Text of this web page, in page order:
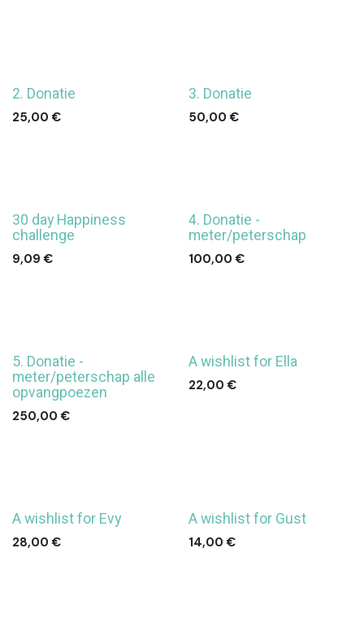
2. Donatie
25,00 €
3. Donatie
50,00 €
30 day Happiness
challenge
9,09 €
4. Donatie -
meter/peterschap
100,00 €
5. Donatie -
meter/peterschap alle
opvangpoezen
250,00 €
A wishlist for Ella
22,00 €
A wishlist for Evy
28,00 €
A wishlist for Gust
14,00 €